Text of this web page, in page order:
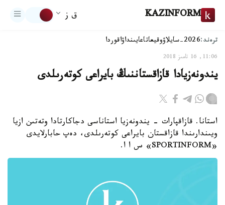
KAZINFORM ق ز
ترەند:2026-سايلاۋ وقيعاتاعايىنداۋاقوردا
11:06, 16 تامىز 2018
يندونەزيادا قازاقستاننىڭ بايراعى كوتەرىلدى
استانا. قازاقپارات - يندونەزيا استاناسى دجاكارتادا وتەتىن ازيا
ويىندارىندا قازاقستان بايراعى كوتەرىلدى، دەپ حابارلايدى
«SPORTINFORM» س ا ا.